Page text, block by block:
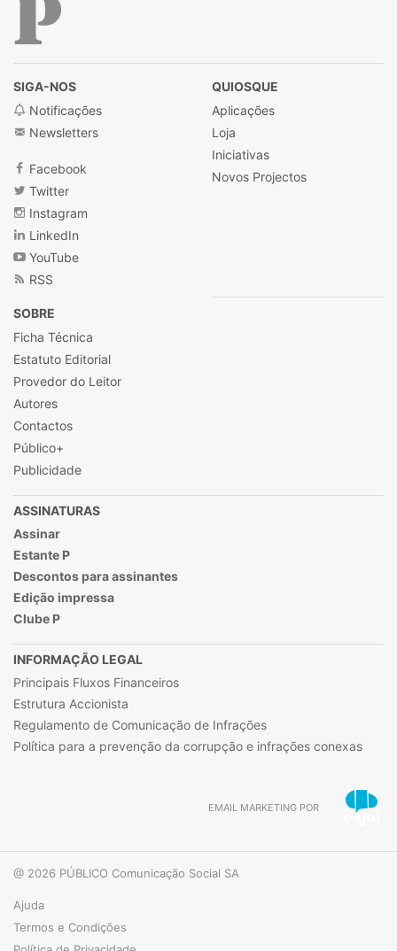
SIGA-NOS
Notificações
Newsletters
Facebook
Twitter
Instagram
LinkedIn
YouTube
RSS
QUIOSQUE
Aplicações
Loja
Iniciativas
Novos Projectos
SOBRE
Ficha Técnica
Estatuto Editorial
Provedor do Leitor
Autores
Contactos
Público+
Publicidade
ASSINATURAS
Assinar
Estante P
Descontos para assinantes
Edição impressa
Clube P
INFORMAÇÃO LEGAL
Principais Fluxos Financeiros
Estrutura Accionista
Regulamento de Comunicação de Infrações
Política para a prevenção da corrupção e infrações conexas
EMAIL MARKETING POR
@ 2026 PÚBLICO Comunicação Social SA
Ajuda
Termos e Condições